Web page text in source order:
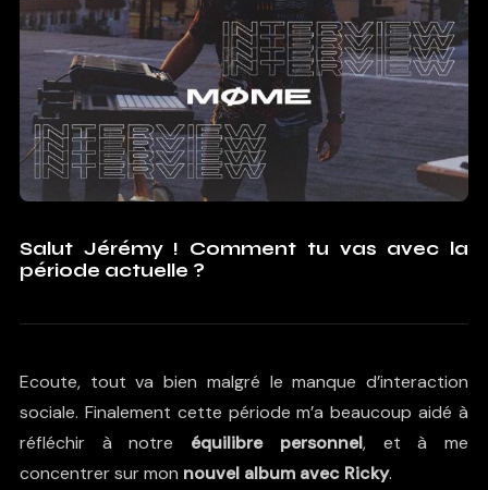
Salut Jérémy ! Comment tu vas avec la
période actuelle ?
Ecoute, tout va bien malgré le manque d’interaction
sociale. Finalement cette période m’a beaucoup aidé à
réfléchir à notre équilibre personnel, et à me
concentrer sur mon nouvel album avec Ricky.